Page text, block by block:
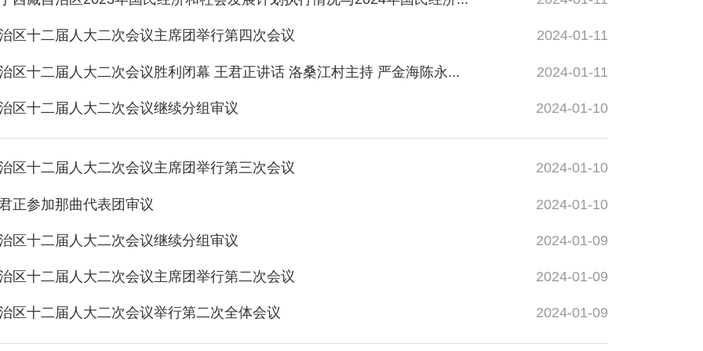
区十二届人大二次会议主席团举行第四次会议 2024-01-11
区十二届人大二次会议胜利闭幕 王君正讲话 洛桑江村主持 严金海陈永... 2024-01-11
区十二届人大二次会议继续分组审议 2024-01-10
区十二届人大二次会议主席团举行第三次会议 2024-01-10
正参加那曲代表团审议 2024-01-10
区十二届人大二次会议继续分组审议 2024-01-09
区十二届人大二次会议主席团举行第二次会议 2024-01-09
区十二届人大二次会议举行第二次全体会议 2024-01-09